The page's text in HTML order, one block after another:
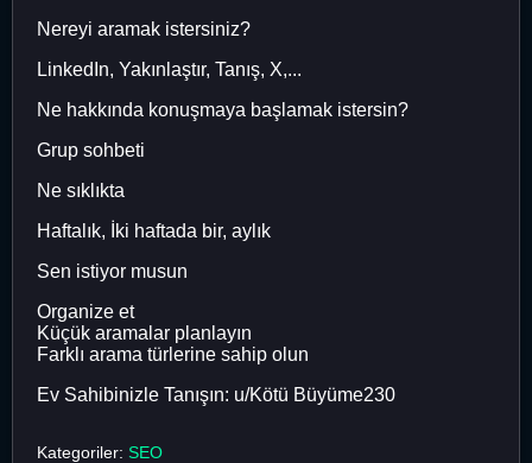
Nereyi aramak istersiniz?
LinkedIn, Yakınlaştır, Tanış, X,...
Ne hakkında konuşmaya başlamak istersin?
Grup sohbeti
Ne sıklıkta
Haftalık, İki haftada bir, aylık
Sen istiyor musun
Organize et
Küçük aramalar planlayın
Farklı arama türlerine sahip olun
Ev Sahibinizle Tanışın: u/Kötü Büyüme230
Kategoriler: SEO